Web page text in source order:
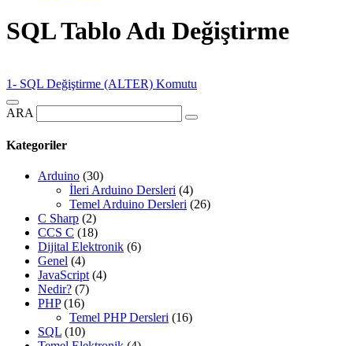
SQL Tablo Adı Değiştirme
1- SQL Değiştirme (ALTER) Komutu
ARA
Kategoriler
Arduino (30)
İleri Arduino Dersleri (4)
Temel Arduino Dersleri (26)
C Sharp (2)
CCS C (18)
Dijital Elektronik (6)
Genel (4)
JavaScript(4)
Nedir? (7)
PHP(16)
Temel PHP Dersleri (16)
SQL (10)